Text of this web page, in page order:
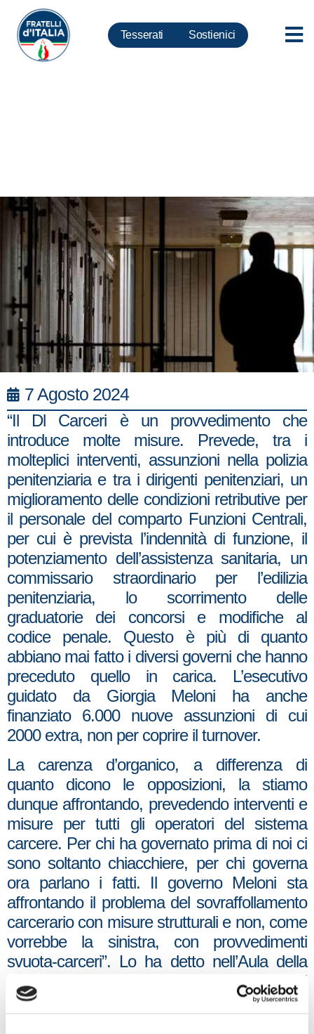
Tesserati Sostienici
7 Agosto 2024
“Il Dl Carceri è un provvedimento che
introduce molte misure. Prevede, tra i
molteplici interventi, assunzioni nella polizia
penitenziaria e tra i dirigenti penitenziari, un
miglioramento delle condizioni retributive per
il personale del comparto Funzioni Centrali,
per cui è prevista l’indennità di funzione, il
potenziamento dell’assistenza sanitaria, un
commissario straordinario per l’edilizia
penitenziaria, lo scorrimento delle
graduatorie dei concorsi e modifiche al
codice penale. Questo è più di quanto
abbiano mai fatto i diversi governi che hanno
preceduto quello in carica. L’esecutivo
guidato da Giorgia Meloni ha anche
finanziato 6.000 nuove assunzioni di cui
2000 extra, non per coprire il turnover.
La carenza d’organico, a differenza di
quanto dicono le opposizioni, la stiamo
dunque affrontando, prevedendo interventi e
misure per tutti gli operatori del sistema
carcere. Per chi ha governato prima di noi ci
sono soltanto chiacchiere, per chi governa
ora parlano i fatti. Il governo Meloni sta
affrontando il problema del sovraffollamento
carcerario con misure strutturali e non, come
vorrebbe la sinistra, con provvedimenti
svuota-carceri”. Lo ha detto nell’Aula della
Camera, in dichiarazione di voto al Dl
Carceri, Carolina Varchi, capogruppo di